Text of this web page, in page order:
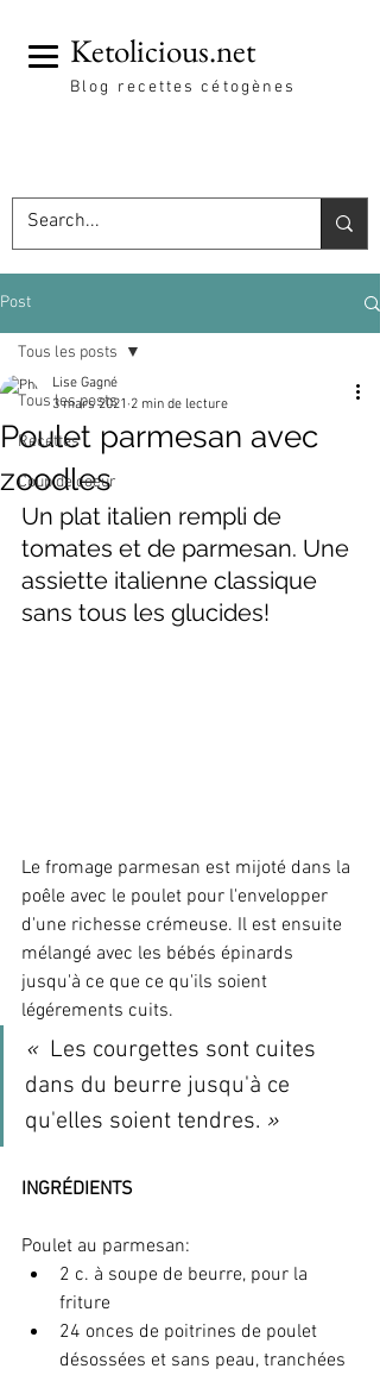
Ketolicious.net
Blog recettes cétogènes
Post
Tous les posts
Recettes
Coup de coeur
Tous les posts
Poulet parmesan avec
zoodles
Lise Gagné
3 mars 2021 2 min de lecture
Un plat italien rempli de
tomates et de parmesan. Une
assiette italienne classique
sans tous les glucides!
Le fromage parmesan est mijoté dans la
poêle avec le poulet pour l'envelopper
d'une richesse crémeuse. Il est ensuite
mélangé avec les bébés épinards
jusqu'à ce que ce qu'ils soient
légérements cuits.
« Les courgettes sont cuites
dans du beurre jusqu'à ce
qu'elles soient tendres. »
INGRÉDIENTS
Poulet au parmesan:
2 c. à soupe de beurre, pour la
friture
24 onces de poitrines de poulet
désossées et sans peau, tranchées